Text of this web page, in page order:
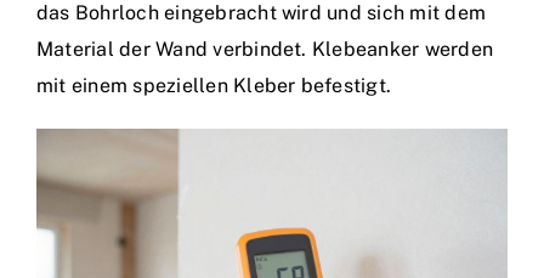
das Bohrloch eingebracht wird und sich mit dem
Material der Wand verbindet. Klebeanker werden
mit einem speziellen Kleber befestigt.